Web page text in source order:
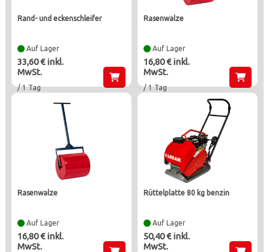
rand- und eckenschleifer
Auf Lager
33,60 € inkl.
MwSt.
/ 1 Tag
rasenwalze
Auf Lager
16,80 € inkl.
MwSt.
/ 1 Tag
rasenwalze
Auf Lager
16,80 € inkl.
MwSt.
rüttelplatte 80 kg benzin
Auf Lager
50,40 € inkl.
MwSt.